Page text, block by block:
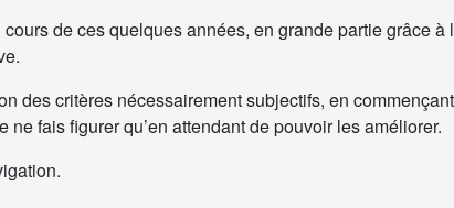
de ces quelques années, en grande partie grâce à
des critères nécessairement subjectifs, en
fais figurer qu’en attendant de pouvoir les améliorer.